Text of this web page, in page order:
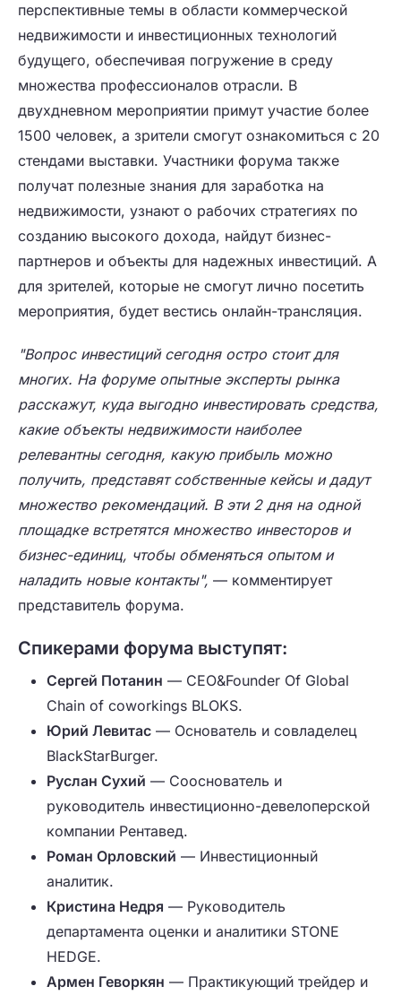
перспективные темы в области коммерческой
недвижимости и инвестиционных технологий
будущего, обеспечивая погружение в среду
множества профессионалов отрасли. В
двухдневном мероприятии примут участие более
1500 человек, а зрители смогут ознакомиться с 20
стендами выставки. Участники форума также
получат полезные знания для заработка на
недвижимости, узнают о рабочих стратегиях по
созданию высокого дохода, найдут бизнес-
партнеров и объекты для надежных инвестиций. А
для зрителей, которые не смогут лично посетить
мероприятия, будет вестись онлайн-трансляция.
"Вопрос инвестиций сегодня остро стоит для
многих. На форуме опытные эксперты рынка
расскажут, куда выгодно инвестировать средства,
какие объекты недвижимости наиболее
релевантны сегодня, какую прибыль можно
получить, представят собственные кейсы и дадут
множество рекомендаций. В эти 2 дня на одной
площадке встретятся множество инвесторов и
бизнес-единиц, чтобы обменяться опытом и
наладить новые контакты", — комментирует
представитель форума.
Спикерами форума выступят:
Сергей Потанин — CEO&Founder Of Global
Chain of coworkings BLOKS.
Юрий Левитас — Основатель и совладелец
BlackStarBurger.
Руслан Сухий — Сооснователь и
руководитель инвестиционно-девелоперской
компании Рентавед.
Роман Орловский — Инвестиционный
аналитик.
Кристина Недря — Руководитель
департамента оценки и аналитики STONE
HEDGE.
Армен Геворкян — Практикующий трейдер и